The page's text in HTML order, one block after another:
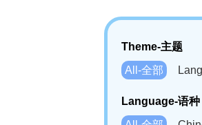
Theme-主题
All-全部
Language-语种